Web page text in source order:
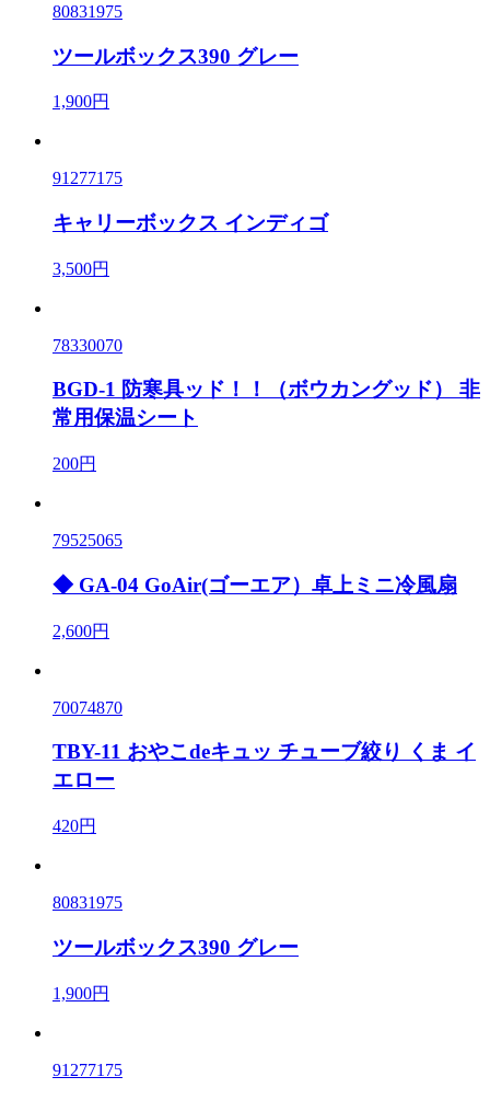
80831975
ツールボックス390 グレー
1,900円
91277175
キャリーボックス インディゴ
3,500円
78330070
BGD-1 防寒具ッド！！（ボウカングッド） 非
常用保温シート
200円
79525065
◆ GA-04 GoAir(ゴーエア）卓上ミニ冷風扇
2,600円
70074870
TBY-11 おやこdeキュッ チューブ絞り くま イ
エロー
420円
80831975
ツールボックス390 グレー
1,900円
91277175